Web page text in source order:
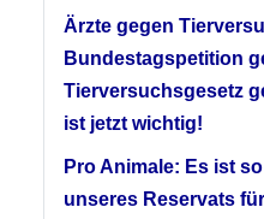
Ärzte gegen
Bundestagspetition
Tierversuchsgesetz
ist jetzt wichtig!
Pro Animale: Es ist
unseres Reservats